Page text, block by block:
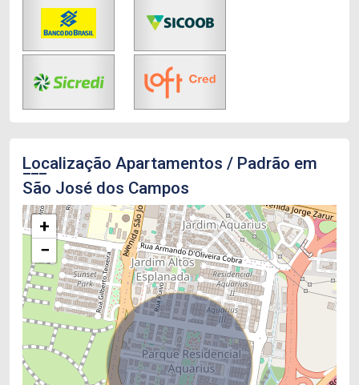
Localização Apartamentos / Padrão em
São José dos Campos
+
−